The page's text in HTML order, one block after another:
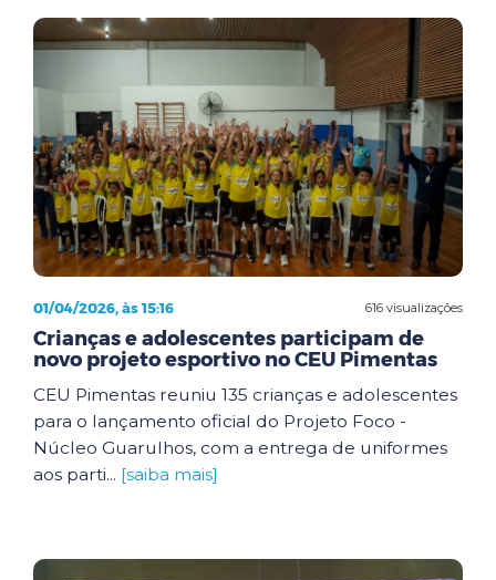
616 visualizações
01/04/2026, às 15:16
Crianças e adolescentes participam de
novo projeto esportivo no CEU Pimentas
CEU Pimentas reuniu 135 crianças e adolescentes
para o lançamento oficial do Projeto Foco -
Núcleo Guarulhos, com a entrega de uniformes
aos parti... [saiba mais]